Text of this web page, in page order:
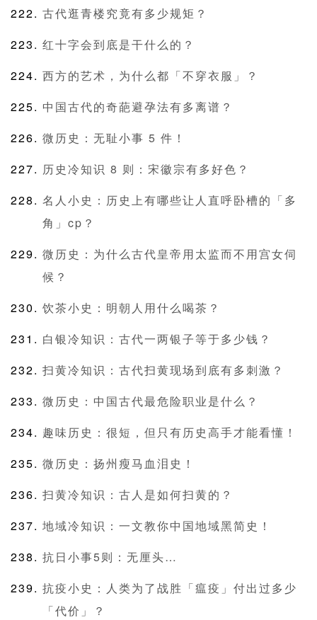
古代逛青楼究竟有多少规矩？
红十字会到底是干什么的？
西方的艺术，为什么都「不穿衣服」？
中国古代的奇葩避孕法有多离谱？
微历史：无耻小事 5 件！
历史冷知识 8 则：宋徽宗有多好色？
名人小史：历史上有哪些让人直呼卧槽的「多
角」cp？
微历史：为什么古代皇帝用太监而不用宫女伺
候？
饮茶小史：明朝人用什么喝茶？
白银冷知识：古代一两银子等于多少钱？
扫黄冷知识：古代扫黄现场到底有多刺激？
微历史：中国古代最危险职业是什么？
趣味历史：很短，但只有历史高手才能看懂！
微历史：扬州瘦马血泪史！
扫黄冷知识：古人是如何扫黄的？
地域冷知识：一文教你中国地域黑简史！
抗日小事5则：无厘头…
抗疫小史：人类为了战胜「瘟疫」付出过多少
「代价」？